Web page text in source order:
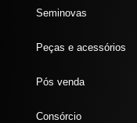
Seminovas
Peças e acessórios
Pós venda
Consórcio